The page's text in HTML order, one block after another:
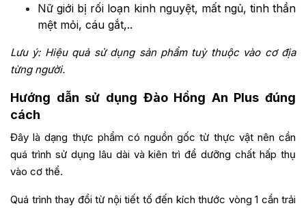
Nữ giới bị rối loạn kinh nguyệt, mất ngủ, tinh thần
mệt mỏi, cáu gắt,..
Lưu ý: Hiệu quả sử dụng sản phẩm tuỳ thuộc vào cơ địa
từng người.
Hướng dẫn sử dụng Đào Hồng An Plus đúng
cách
Đây là dạng thực phẩm có nguồn gốc từ thực vật nên cần
quá trình sử dụng lâu dài và kiên trì để dưỡng chất hấp thụ
vào cơ thể.
Quá trình thay đổi từ nội tiết tố đến kích thước vòng 1 cần trải